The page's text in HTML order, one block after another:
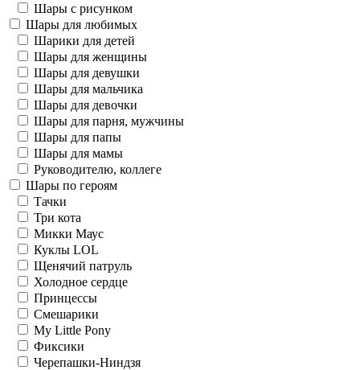
Шары с рисунком
Шары для любимых
Шарики для детей
Шары для женщины
Шары для девушки
Шары для мальчика
Шары для девочки
Шары для парня, мужчины
Шары для папы
Шары для мамы
Руководителю, коллеге
Шары по героям
Тачки
Три кота
Микки Маус
Куклы LOL
Щенячий патруль
Холодное сердце
Принцессы
Смешарики
My Little Pony
Фиксики
Черепашки-Ниндзя